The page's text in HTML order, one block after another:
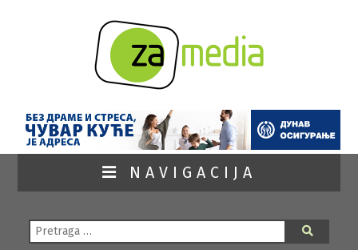
NAVIGACIJA
Pretraga: